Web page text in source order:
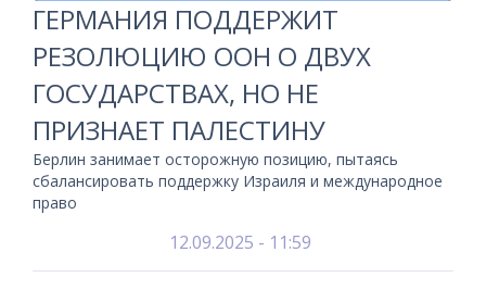
ГЕРМАНИЯ ПОДДЕРЖИТ
РЕЗОЛЮЦИЮ ООН О ДВУХ
ГОСУДАРСТВАХ, НО НЕ
ПРИЗНАЕТ ПАЛЕСТИНУ
Берлин занимает осторожную позицию, пытаясь
сбалансировать поддержку Израиля и международное
право
12.09.2025 - 11:59